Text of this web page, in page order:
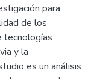
para
de los
tecnologías
y la
es un análisis